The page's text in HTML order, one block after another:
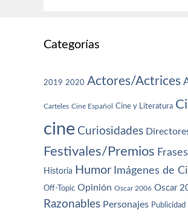
Categorías
2019 2020 Actores/Actrices
Carteles Cine Español Cine y Literatura
cine Curiosidades
Festivales/Premios
Historia Humor Imágenes de
Off-Topic Opinión Oscar 2006 Oscar
Razonables Personajes Publicidad